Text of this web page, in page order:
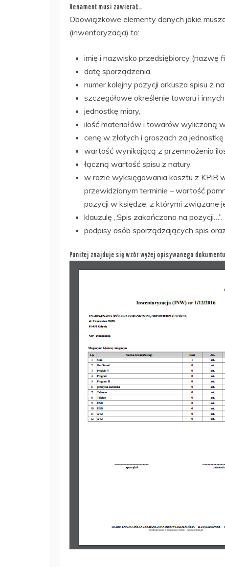
Renament musi zawierać…
Obowiązkowe elementy danych jakie
(inwentaryzacja) to:
imię i nazwisko przedsiębiorcy (nazwę
datę sporządzenia,
numer kolejny pozycji arkusza spisu z
szczegółowe określenie towaru i
jednostkę miary,
ilość materiałów i towarów wyliczoną w
cenę w złotych i groszach za jednostkę
wartość wynikającą z przemnożenia
łączną wartość spisu z natury,
w razie wyksięgowania kosztu z KPiR
przewidzianym terminie – wartość
pozycji w księdze, z którymi związane
klauzulę „Spis zakończono na pozycji…”.
podpisy osób sporządzających spis
Poniżej znajduje się wzór wyżej opisywanego